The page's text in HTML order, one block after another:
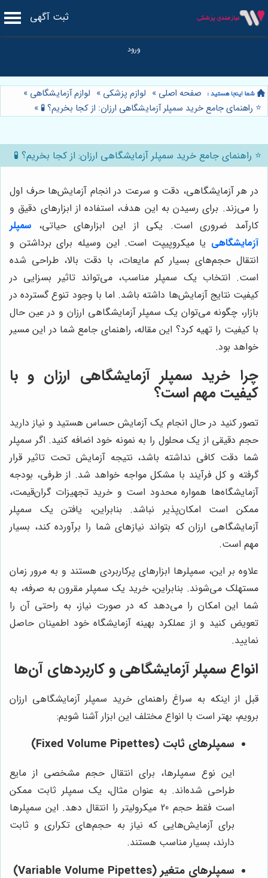
ثبت آگهی
صفحه اصلی » لوازم پزشکی » لوازم آزمایشگاهی »
⭐️ راهنمای جامع خرید سمپلر آزمایشگاهی ارزان: از کجا بخریم؟ 🧪 »
⭐️ راهنمای جامع خرید سمپلر آزمایشگاهی ارزان: از کجا بخریم؟ 🧪
در هر آزمایشگاهی، دقت و سرعت در انجام آزمایش‌ها حرف اول
را می‌زند. برای رسیدن به این هدف، استفاده از ابزارهای دقیق و
کارآمد ضروری است. یکی از این ابزارهای حیاتی، سمپلر
آزمایشگاهی یا میکروپیپت است. این وسیله برای برداشتن و
انتقال حجم‌های بسیار کم مایعات، با دقت بالا، طراحی شده
است. انتخاب یک سمپلر مناسب، می‌تواند تاثیر بسزایی در
کیفیت نتایج آزمایش‌ها داشته باشد. اما با وجود تنوع گسترده در
بازار، چگونه می‌توان یک سمپلر آزمایشگاهی ارزان و در عین حال
با کیفیت را تهیه کرد؟ این مقاله، راهنمای جامع شما در این مسیر
خواهد بود.
چرا خرید سمپلر آزمایشگاهی ارزان و با
کیفیت مهم است؟
تصور کنید در حال انجام یک آزمایش حساس هستید و نیاز دارید
حجم دقیقی از یک محلول را به نمونه خود اضافه کنید. اگر سمپلر
شما دقت کافی نداشته باشد، نتیجه آزمایش تحت تاثیر قرار
گرفته و کل فرآیند با مشکل مواجه خواهد شد. از طرفی، بودجه
آزمایشگاه‌ها همواره محدود است و خرید تجهیزات گران‌قیمت،
ممکن است امکان‌پذیر نباشد. بنابراین، یافتن یک سمپلر
آزمایشگاهی ارزان که بتواند نیازهای شما را برآورده کند، بسیار
مهم است.
علاوه بر این، سمپلرها ابزارهای پرکاربردی هستند و به مرور زمان
مستهلک می‌شوند. بنابراین، خرید یک سمپلر مقرون به صرفه، به
شما این امکان را می‌دهد که در صورت نیاز، به راحتی آن را
تعویض کنید و از عملکرد بهینه آزمایشگاه خود اطمینان حاصل
نمایید.
انواع سمپلر آزمایشگاهی و کاربردهای آن‌ها
قبل از اینکه به سراغ راهنمای خرید سمپلر آزمایشگاهی ارزان
برویم، بهتر است با انواع مختلف این ابزار آشنا شویم:
سمپلرهای ثابت (Fixed Volume Pipettes)
این نوع سمپلرها، برای انتقال حجم مشخصی از مایع
طراحی شده‌اند. به عنوان مثال، یک سمپلر ثابت ممکن
است فقط حجم 20 میکرولیتر را انتقال دهد. این سمپلرها
برای آزمایش‌هایی که نیاز به حجم‌های تکراری و ثابت
دارند، بسیار مناسب هستند.
سمپلرهای متغیر (Variable Volume Pipettes)